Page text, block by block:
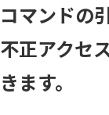
コマンドの
不正アクセ
きます。